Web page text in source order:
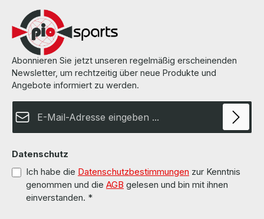
Abonnieren Sie jetzt unseren regelmäßig erscheinenden
Newsletter, um rechtzeitig über neue Produkte und
Angebote informiert zu werden.
Datenschutz
Ich habe die Datenschutzbestimmungen zur Kenntnis
genommen und die AGB gelesen und bin mit ihnen
einverstanden. *